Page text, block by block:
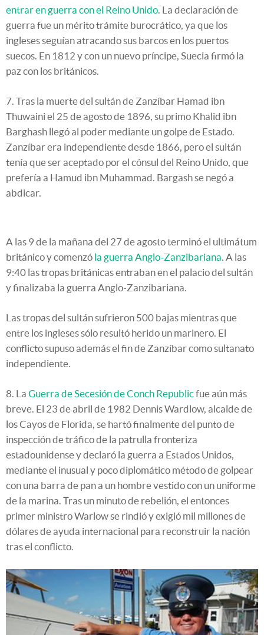
entrar en guerra con el Reino Unido. La declaración de
guerra fue un mérito trámite burocrático, ya que los
ingleses seguían atracando sus barcos en los puertos
suecos. En 1812 y con un nuevo príncipe, Suecia firmó la
paz con los británicos.
7. Tras la muerte del sultán de Zanzíbar Hamad ibn
Thuwaini el 25 de agosto de 1896, su primo Khalid ibn
Barghash llegó al poder mediante un golpe de Estado.
Zanzíbar era independiente desde 1866, pero el sultán
tenía que ser aceptado por el cónsul del Reino Unido, que
prefería a Hamud ibn Muhammad. Bargash se negó a
abdicar.
A las 9 de la mañana del 27 de agosto terminó el ultimátum
británico y comenzó la guerra Anglo-Zanzibariana. A las
9:40 las tropas británicas entraban en el palacio del sultán
y finalizaba la guerra Anglo-Zanzibariana.
Las tropas del sultán sufrieron 500 bajas mientras que
entre los ingleses sólo resultó herido un marinero. El
conflicto supuso además el fin de Zanzíbar como sultanato
independiente.
8. La Guerra de Secesión de Conch Republicfue aún más
breve. El 23 de abril de 1982 Dennis Wardlow, alcalde de
los Cayos de Florida, se hartó finalmente del punto de
inspección de tráfico de la patrulla fronteriza
estadounidense y declaró la guerra a Estados Unidos,
mediante el inusual y poco diplomático método de golpear
con una barra de pan a un hombre vestido con un uniforme
de la marina. Tras un minuto de rebelión, el entonces
primer ministro Warlow se rindió y exigió mil millones de
dólares de ayuda internacional para reconstruir la nación
tras el conflicto.